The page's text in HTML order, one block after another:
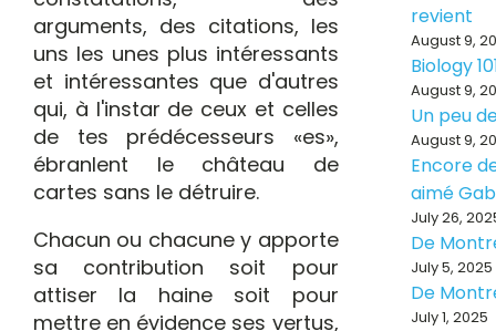
arguments, des citations, les
uns les unes plus intéressants
et intéressantes que d'autres
qui, à l'instar de ceux et celles
de tes prédécesseurs «es»,
ébranlent le château de
cartes sans le détruire.
Chacun ou chacune y apporte
sa contribution soit pour
attiser la haine soit pour
mettre en évidence ses vertus,
revient
August 9,
Biology
August 9,
Un peu
August 9,
Encore
aimé
July 26,
De
July 5, 2025
De
July 1, 2025